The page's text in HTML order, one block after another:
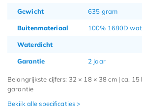
Gewicht 635 gram
Buitenmateriaal 100% 1680D
Waterdicht
Garantie 2 jaar
Belangrijkste cijfers: 32 × 18 × 38 cm | ca.
garantie
Bekijk alle specificaties >